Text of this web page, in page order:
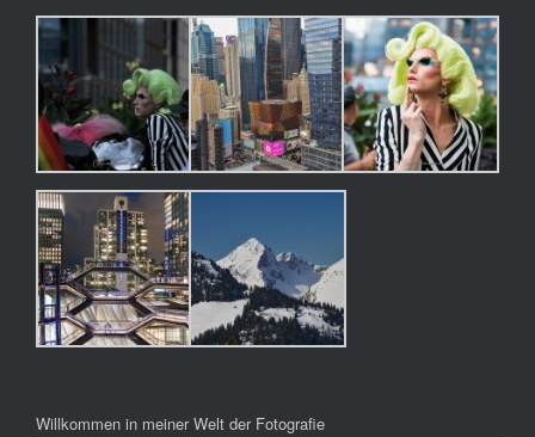
Willkommen in meiner Welt der Fotografie